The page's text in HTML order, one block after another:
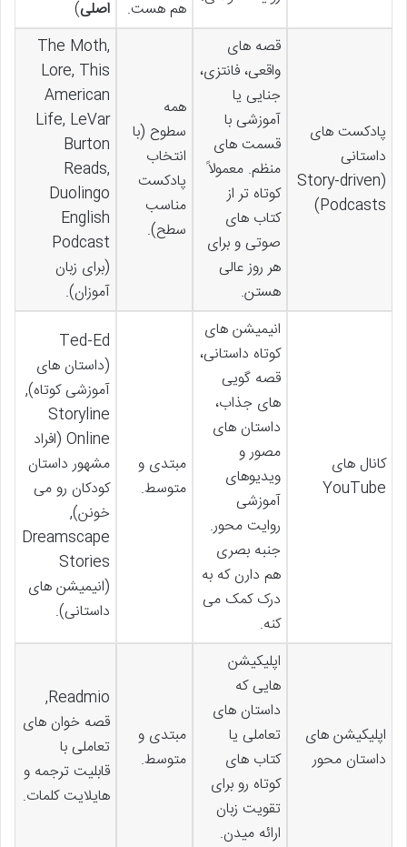
هم هست. اصلی)
پادکست های
داستانی
(Story-driven
Podcasts)
قصه های
واقعی، فانتزی،
جنایی یا
آموزشی با
قسمت های
منظم. معمولاً
کوتاه تر از
کتاب های
صوتی و برای
هر روز عالی
هستن.
همه
سطوح (با
انتخاب
پادکست
مناسب
سطح).
The Moth,
Lore, This
American
Life, LeVar
Burton
Reads,
Duolingo
English
Podcast
(برای زبان
آموزان).
کانال های
YouTube
انیمیشن های
کوتاه داستانی،
قصه گویی
های جذاب،
داستان های
مصور و
ویدیوهای
آموزشی
روایت محور.
جنبه بصری
هم دارن که به
درک کمک می
کنه.
مبتدی و
متوسط.
Ted-Ed
(داستان های
آموزشی کوتاه),
Storyline
Online (افراد
مشهور داستان
کودکان رو می
خونن),
Dreamscape
Stories
(انیمیشن های
داستانی).
اپلیکیشن های
داستان محور
اپلیکیشن
هایی که
داستان های
تعاملی یا
کتاب های
کوتاه رو برای
تقویت زبان
ارائه میدن.
مبتدی و
متوسط.
Readmio,
قصه خوان های
تعاملی با
قابلیت ترجمه و
هایلایت کلمات.